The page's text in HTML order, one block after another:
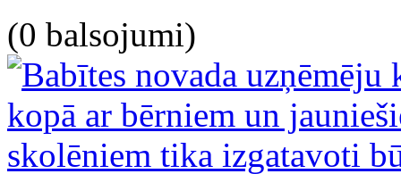
(0 balsojumi)